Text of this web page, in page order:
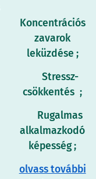
Koncentrációs
zavarok
leküzdése ;
🌟 Stressz-
csökkentés ;
🌟 Rugalmas
alkalmazkodó
képesség;
olvass további